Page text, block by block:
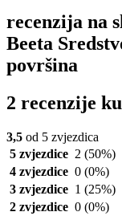
recenzija na
Beeta
površina
2 recenzije
3,5 od 5 zvjezdica
5 zvjezdice 2 (50%)
4 zvjezdice 0 (0%)
3 zvjezdice 1 (25%)
2 zvjezdice 0 (0%)